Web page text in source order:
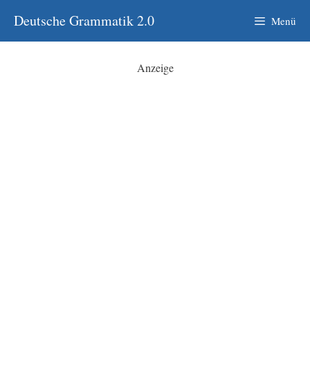
Inhalt
springen
Deutsche Grammatik 2.0 Menü
Anzeige